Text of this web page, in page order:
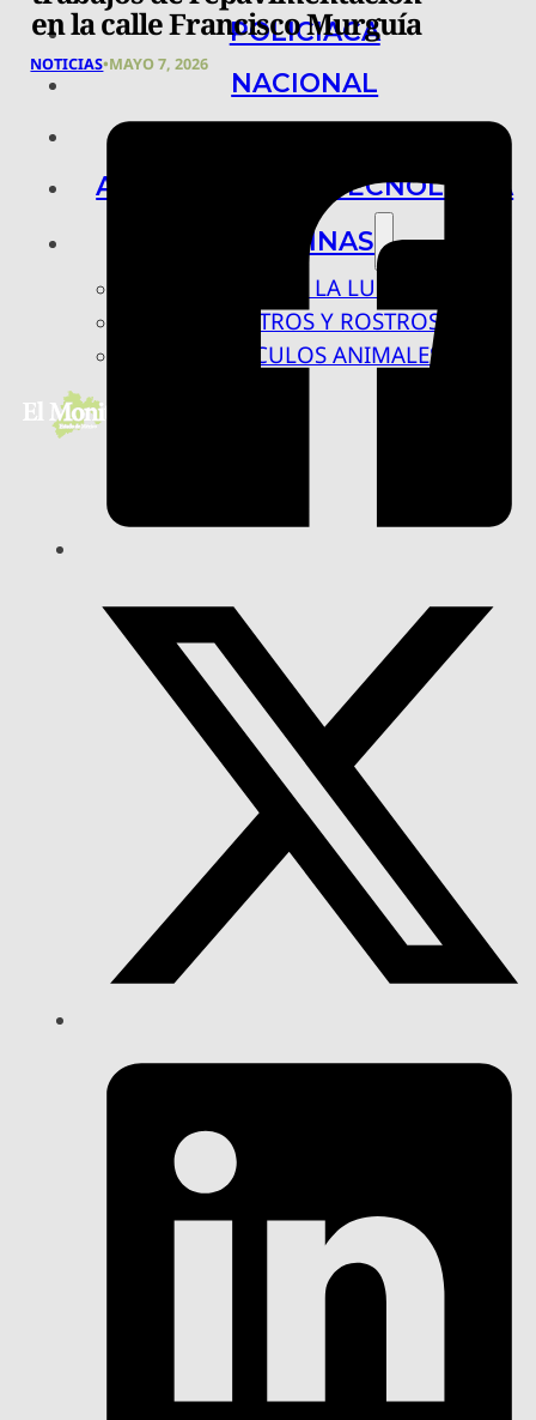
POLICIACA
NACIONAL
ARTE, CIENCIA Y TECNOLOGÍA
COLUMNAS
BAJO LA LUPA
RASTROS Y ROSTROS
VÍNCULOS ANIMALES
en la calle Francisco Murguía
NOTICIAS•MAYO 7, 2026